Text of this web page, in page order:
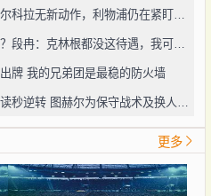
罗马诺最新披露：阿森纳与巴尔科拉无新动作，利物浦仍在紧盯目标
杨瀚森在开拓者能玩弧顶发牌？段冉：克林根都没这待遇，我可不太看好
牌 我的兄弟团是最稳的防火墙
更多